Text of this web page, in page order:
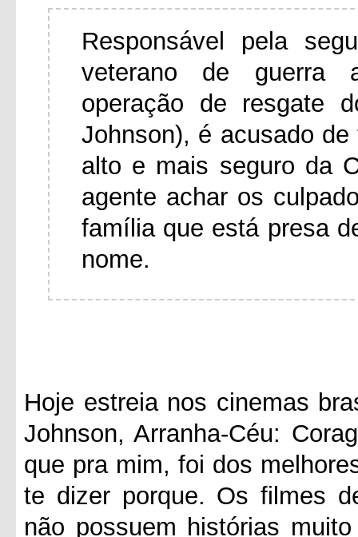
Responsável pela
veterano de guerra
operação de resgate
Johnson), é acusado
alto e mais seguro da
agente achar os
família que está presa
nome.
Hoje estreia nos cinemas
Johnson, Arranha-Céu:
que pra mim, foi dos
te dizer porque. Os filmes
não possuem histórias